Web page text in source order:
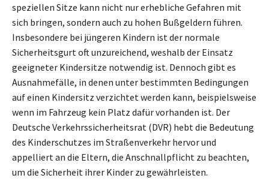
speziellen Sitze kann nicht nur erhebliche Gefahren mit
sich bringen, sondern auch zu hohen Bußgeldern führen.
Insbesondere bei jüngeren Kindern ist der normale
Sicherheitsgurt oft unzureichend, weshalb der Einsatz
geeigneter Kindersitze notwendig ist. Dennoch gibt es
Ausnahmefälle, in denen unter bestimmten Bedingungen
auf einen Kindersitz verzichtet werden kann, beispielsweise
wenn im Fahrzeug kein Platz dafür vorhanden ist. Der
Deutsche Verkehrssicherheitsrat (DVR) hebt die Bedeutung
des Kinderschutzes im Straßenverkehr hervor und
appelliert an die Eltern, die Anschnallpflicht zu beachten,
um die Sicherheit ihrer Kinder zu gewährleisten.